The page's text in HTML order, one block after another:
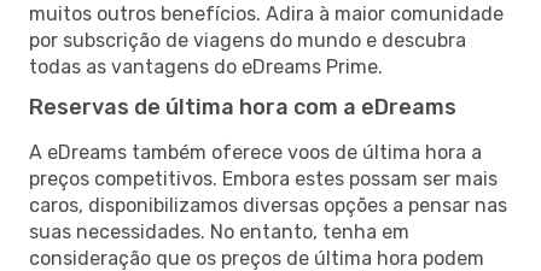
muitos outros benefícios. Adira à maior comunidade
por subscrição de viagens do mundo e descubra
todas as vantagens do eDreams Prime.
Reservas de última hora com a eDreams
A eDreams também oferece voos de última hora a
preços competitivos. Embora estes possam ser mais
caros, disponibilizamos diversas opções a pensar nas
suas necessidades. No entanto, tenha em
consideração que os preços de última hora podem